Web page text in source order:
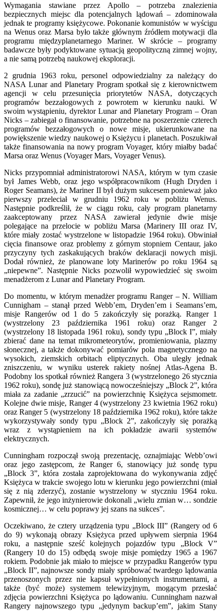
Wymagania stawiane przez Apollo – potrzeba znalezienia
bezpiecznych miejsc dla potencjalnych lądowań – zdominowała
jednak te programy księżycowe. Pokonanie komunistów w wyścigu
na Wenus oraz Marsa było także głównym źródłem motywacji dla
programu międzyplanetarnego Mariner. W skrócie – programy
badawcze były podyktowane sytuacją geopolityczną zimnej wojny,
a nie samą potrzebą naukowej eksploracji.
2 grudnia 1963 roku, personel odpowiedzialny za należący do
NASA Lunar and Planetary Program spotkał się z kierownictwem
agencji w celu przesunięcia priorytetów NASA, dotyczących
programów bezzałogowych z powrotem w kierunku nauki. W
swoim wystąpieniu, dyrektor Lunar and Planetary Program – Oran
Nicks – zabiegał o finansowanie, potrzebne na poszerzenie czterech
programów bezzałogowych o nowe misje, ukierunkowane na
powiększenie wiedzy naukowej o Księżycu i planetach. Poszukiwał
także finansowania na nowy program Voyager, który miałby badać
Marsa oraz Wenus (Voyager Mars, Voyager Venus).
Nicks przypomniał administratorowi NASA, którym w tym czasie
był James Webb, oraz jego współpracownikom (Hugh Dryden i
Roger Seamans), że Mariner II był dużym sukcesem ponieważ jako
pierwszy przeleciał w grudniu 1962 roku w pobliżu Wenus.
Następnie podkreślił, że w ciągu roku, cały program planetarny
zaakceptowany przez NASA zawierał jedynie dwie misje
polegające na przelocie w pobliżu Marsa (Marinery III oraz IV,
które miały zostać wystrzelone w listopadzie 1964 roku). Obwiniał
cięcia finansowe oraz problemy z górnym stopniem Centaur, jako
przyczyny tych zaskakujących braków deklaracji nowych misji.
Dodał również, że planowane loty Marinerów po roku 1964 są
„niepewne”. Następnie Nicks pozwolił wypowiedzieć się swoim
menadżerom z Lunar and Planetary Program.
Do momentu, w którym menadżer programu Ranger – N. William
Cunnigham – stanął przed Webb’em, Dryden’em i Seamans’em,
misje Rangerów od 1 do 5 zakończyły się porażką. Ranger 1
(wystrzelony 23 października 1961 roku) oraz Ranger 2
(wystrzelony 18 listopada 1961 roku), sondy typu „Block I”, miały
zbierać dane na temat mikrometeorytów, promieniowania, plazmy
słonecznej, a także dokonywać pomiarów pola magnetycznego na
wysokich, ziemskich orbitach eliptycznych. Oba uległy jednak
zniszczeniu, w wyniku usterek rakiety nośnej Atlas-Agena B.
Podobny los spotkał również Rangera 3 (wystrzelonego 26 stycznia
1962 roku), sondę już stanowiącą nowocześniejszy „Block 2”, która
miała za zadanie „zrzucić” na powierzchnię Księżyca sejsmometr.
Kolejne dwie misje, Ranger 4 (wystrzelony 23 kwietnia 1962 roku)
oraz Ranger 5 (wystrzelony 18 października 1962 roku), które także
wykorzystywały sondy typu „Block 2”, zakończyły się porażką
wraz z wystąpieniem na ich pokładzie awarii systemów
elektrycznych.
Cunningham rozpoczął swoją prezentację, oznajmiając Webb’owi
oraz jego zastępcom, że Ranger 6, stanowiący już sondę typu
„Block 3”, która została zaprojektowana do wykonywania zdjęć
Księżyca w trakcie swojego lotu w kierunku jego powierzchni (miał
się z nią zderzyć), zostanie wystrzelony w styczniu 1964 roku.
Zapewnił, że jego inżynierowie dokonali „wielu zmian w… sondzie
kosmicznej… w celu poprawy jej szans na sukces”.
Oczekiwano, że cztery urządzenia typu „Block III” (Rangery od 6
do 9) wykonają obrazy Księżyca przed upływem sierpnia 1964
roku, a następnie sześć kolejnych pojazdów typu „Block V”
(Rangery 10 do 15) odbędą swoje misje pomiędzy 1965 a 1967
rokiem. Podobnie jak miało to miejsce w przypadku Rangerów typu
„Block II”, najnowsze sondy miały spróbować twardego lądowania
przenoszonych przez nie kapsuł wypełnionych instrumentami, a
także (być może) systemem telewizyjnym, mogącym przesłać
zdjęcia powierzchni Księżyca po lądowaniu. Cunningham nazwał
Rangery najnowszego typu „jedynym backup’em”, jakim Stany